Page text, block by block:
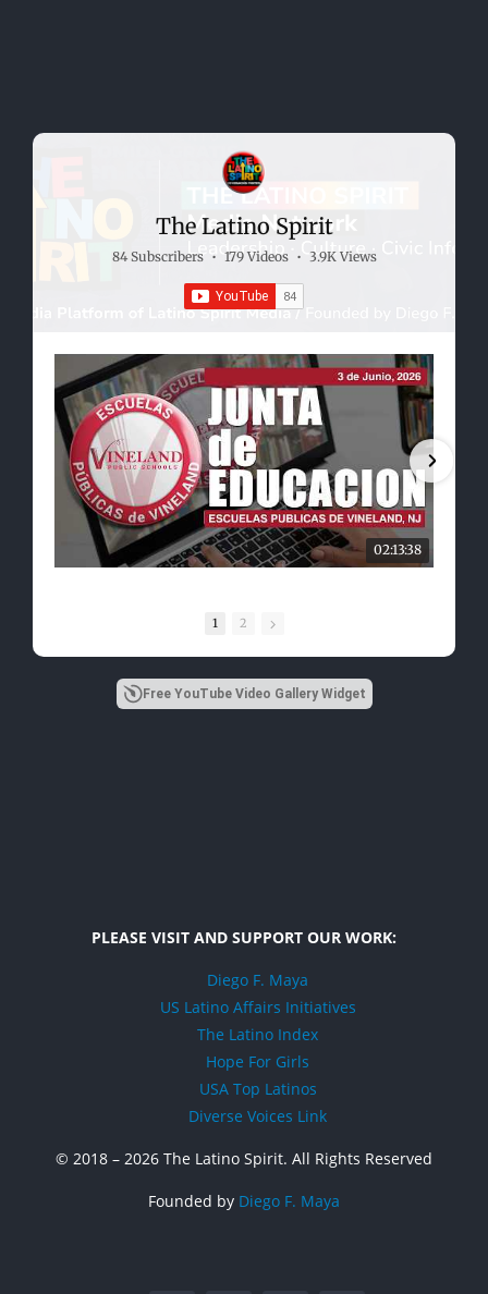
The Latino Spirit
84 Subscribers • 179 Videos • 3.9K Views
02:13:38
1 2
Free YouTube Video Gallery Widget
PLEASE VISIT AND SUPPORT OUR WORK:
Diego F. Maya
US Latino Affairs Initiatives
The Latino Index
Hope For Girls
USA Top Latinos
Diverse Voices Link
© 2018 – 2026 The Latino Spirit. All Rights Reserved
Founded by Diego F. Maya